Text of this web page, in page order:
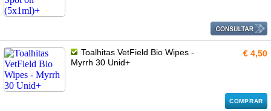
Toalhitas VetField Bio Wipes -
Myrrh 30 Unid+
€ 4,50
COMPRAR